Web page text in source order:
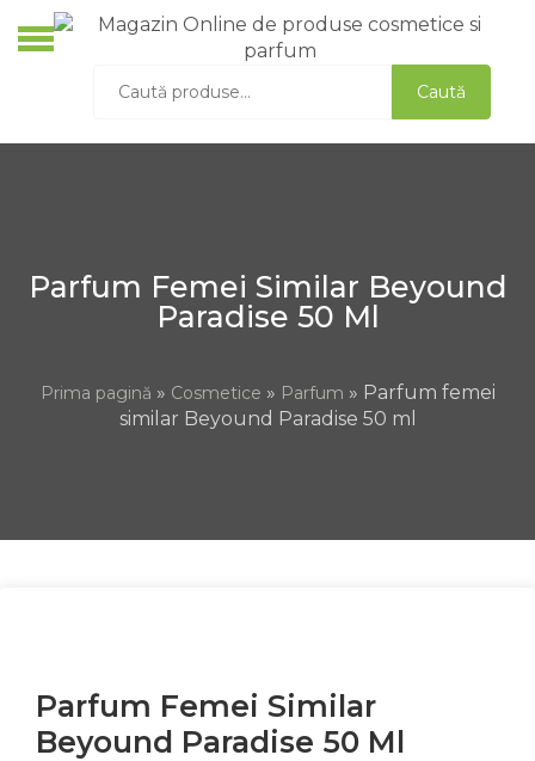
to
după:
Caută
Parfum Femei Similar Beyound
Paradise 50 Ml
Prima pagină » Cosmetice » Parfum » Parfum femei
similar Beyound Paradise 50 ml
Parfum Femei Similar
Beyound Paradise 50 Ml